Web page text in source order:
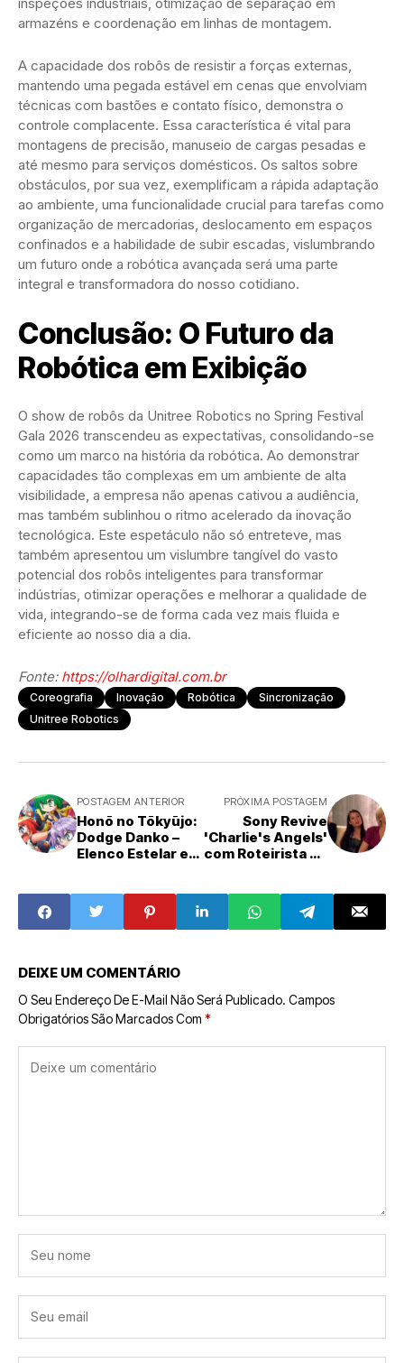
armazéns e coordenação em linhas de montagem.
A capacidade dos robôs de resistir a forças externas,
mantendo uma pegada estável em cenas que envolviam
técnicas com bastões e contato físico, demonstra o
controle complacente. Essa característica é vital para
montagens de precisão, manuseio de cargas pesadas e
até mesmo para serviços domésticos. Os saltos sobre
obstáculos, por sua vez, exemplificam a rápida adaptação
ao ambiente, uma funcionalidade crucial para tarefas como
organização de mercadorias, deslocamento em espaços
confinados e a habilidade de subir escadas, vislumbrando
um futuro onde a robótica avançada será uma parte
integral e transformadora do nosso cotidiano.
Conclusão: O Futuro da
Robótica em Exibição
O show de robôs da Unitree Robotics no Spring Festival
Gala 2026 transcendeu as expectativas, consolidando-se
como um marco na história da robótica. Ao demonstrar
capacidades tão complexas em um ambiente de alta
visibilidade, a empresa não apenas cativou a audiência,
mas também sublinhou o ritmo acelerado da inovação
tecnológica. Este espetáculo não só entreteve, mas
também apresentou um vislumbre tangível do vasto
potencial dos robôs inteligentes para transformar
indústrias, otimizar operações e melhorar a qualidade de
vida, integrando-se de forma cada vez mais fluida e
eficiente ao nosso dia a dia.
Fonte: https://olhardigital.com.br
Coreografia Inovação Robótica
Sincronização
Unitree Robotics
POSTAGEM ANTERIOR
Honō no Tōkyūjo:
Dodge Danko –
Elenco Estelar e
para o Anime de
Dodgeball
PRÓXIMA POSTAGEM
Sony Revive
'Charlie's Angels'
com Roteirista de
Adaptação
Cinematográfica
DEIXE UM COMENTÁRIO
O Seu Endereço De E-Mail Não Será Publicado. Campos
Obrigatórios São Marcados Com *